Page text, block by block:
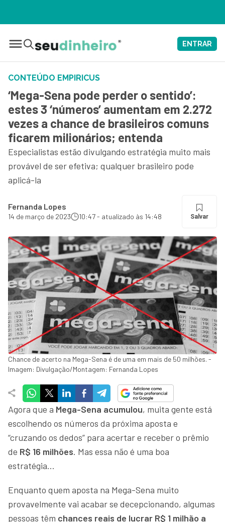
ENTRAR
CONTEÚDO EMPIRICUS
‘Mega-Sena pode perder o sentido’:
estes 3 ‘números’ aumentam em 2.272
vezes a chance de brasileiros comuns
ficarem milionários; entenda
Especialistas estão divulgando estratégia muito mais
provável de ser efetiva; qualquer brasileiro pode
aplicá-la
Fernanda Lopes
14 de março de 2023 10:47 - atualizado às 14:48 Salvar
Chance de acerto na Mega-Sena é de uma em mais de 50 milhões. -
Imagem: Divulgação/Montagem: Fernanda Lopes
Agora que a Mega-Sena acumulou, muita gente está
escolhendo os números da próxima aposta e
“cruzando os dedos” para acertar e receber o prêmio
de R$ 16 milhões. Mas essa não é uma boa
estratégia…
Enquanto quem aposta na Mega-Sena muito
provavelmente vai acabar se decepcionando, algumas
pessoas têm chances reais de lucrar R$ 1 milhão a